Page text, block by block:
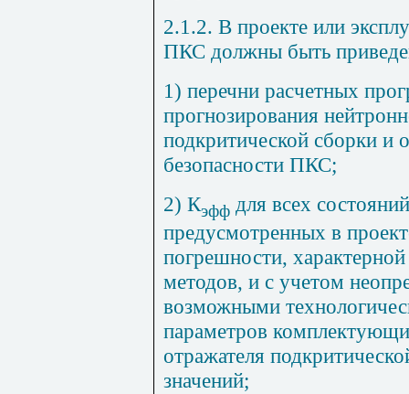
2.1.2. В проекте или
ПКС должны быть
1) перечни расчетных
прогнозирования
подкритической сборки и
безопасности ПКС;
2) Кэфф для всех
предусмотренных в
погрешности,
методов, и с учетом
возможными
параметров
отражателя
значений;